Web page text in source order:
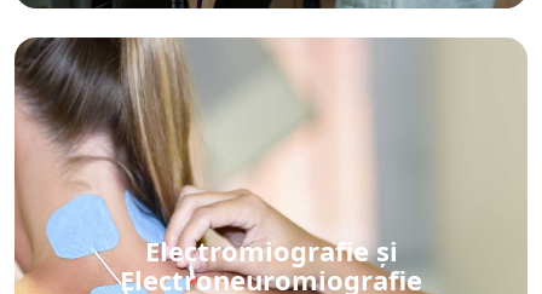
Monitorizarea Video EEG
Vezi detalii
Electromiografie și
Electroneuromiografie